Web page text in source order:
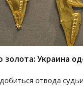
золота: Украина
отвода